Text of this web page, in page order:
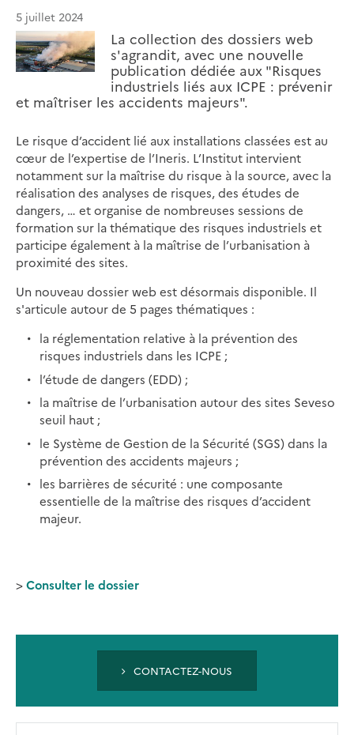
5 juillet 2024
La collection des dossiers web
s'agrandit, avec une nouvelle
publication dédiée aux "Risques
industriels liés aux ICPE : prévenir
et maîtriser les accidents majeurs".
Le risque d’accident lié aux installations classées est au
cœur de l’expertise de l’Ineris. L’Institut intervient
notamment sur la maîtrise du risque à la source, avec la
réalisation des analyses de risques, des études de
dangers, … et organise de nombreuses sessions de
formation sur la thématique des risques industriels et
participe également à la maîtrise de l’urbanisation à
proximité des sites.
Un nouveau dossier web est désormais disponible. Il
s'articule autour de 5 pages thématiques :
la réglementation relative à la prévention des
risques industriels dans les ICPE ;
l’étude de dangers (EDD) ;
la maîtrise de l’urbanisation autour des sites Seveso
seuil haut ;
le Système de Gestion de la Sécurité (SGS) dans la
prévention des accidents majeurs ;
les barrières de sécurité : une composante
essentielle de la maîtrise des risques d’accident
majeur.
>Consulter le dossier
CONTACTEZ-NOUS